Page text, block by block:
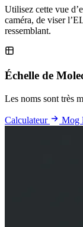
Utilisez cette vue
caméra, de viser
ressemblant.
Échelle de
Les noms sont très
Calculateur Mog